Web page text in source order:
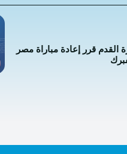
القدم قرر إعادة مباراة مصر